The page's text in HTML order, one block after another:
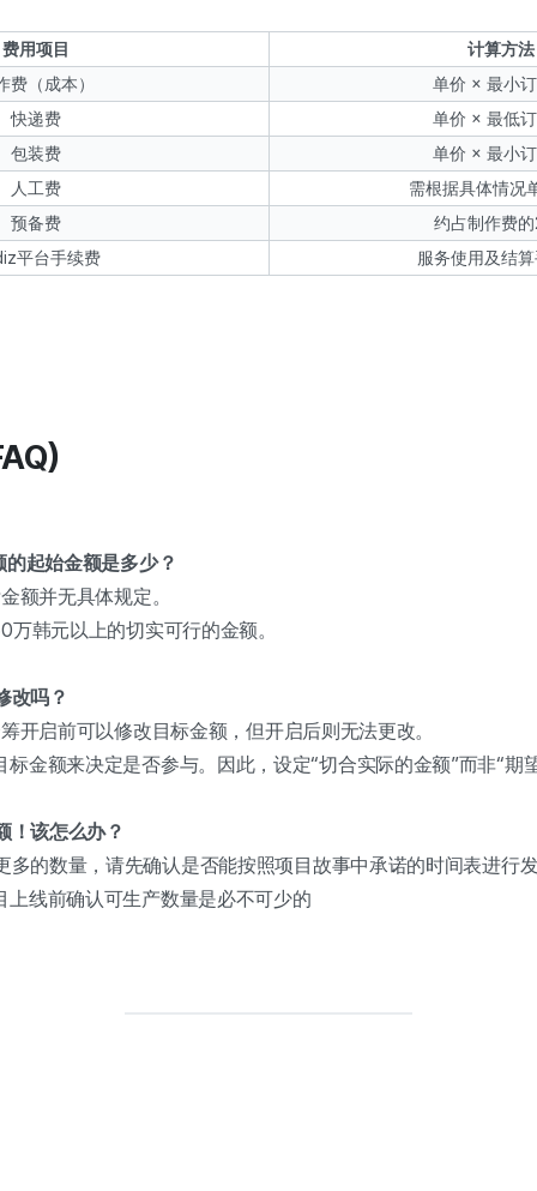
费用项目
计算方法
费（成本）
单价 × 最小
快递费
单价 × 最低
包装费
单价 × 最小
人工费
需根据具体情况
预备费
约占制作费
平台手续费
服务使用及结
起始金额是多少？
额并无具体规定。
韩元以上的切实可行的金额。
改吗？
开启前可以修改目标金额，但开启后则无法更改。
金额来决定是否参与。因此，设定“切合实际的金额”而非“期
！该怎么办？
多的数量，请先确认是否能按照项目故事中承诺的时间表进行
上线前确认可生产数量是必不可少的